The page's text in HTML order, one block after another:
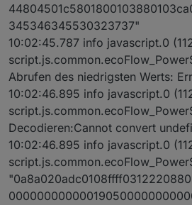
345346345530323737"
10:02:45.787 info javascript.0
Abrufen des niedrigsten Werts:
10:02:46.895 info javascript.0
Decodieren:Cannot convert
10:02:46.895 info javascript.0